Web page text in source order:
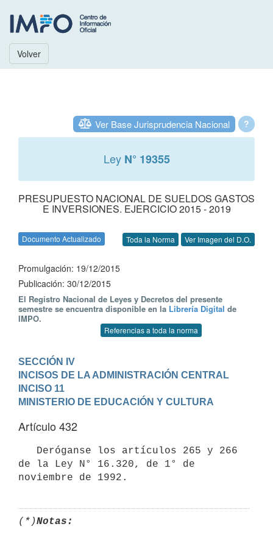
Volver
?
Ver Base Jurisprudencia Nacional
Ley N° 19355
PRESUPUESTO NACIONAL DE SUELDOS GASTOS
E INVERSIONES. EJERCICIO 2015 - 2019
Documento Actualizado Toda la Norma Ver Imagen del D.O.
Promulgación: 19/12/2015
Publicación: 30/12/2015
El Registro Nacional de Leyes y Decretos del presente
semestre se encuentra disponible en la Librería Digital de
IMPO.
Referencias a toda la norma
SECCIÓN IV
INCISOS DE LA ADMINISTRACIÓN CENTRAL
INCISO 11
MINISTERIO DE EDUCACIÓN Y CULTURA
Artículo 432
de la Ley N° 16.320, de 1° de
(*)Notas: